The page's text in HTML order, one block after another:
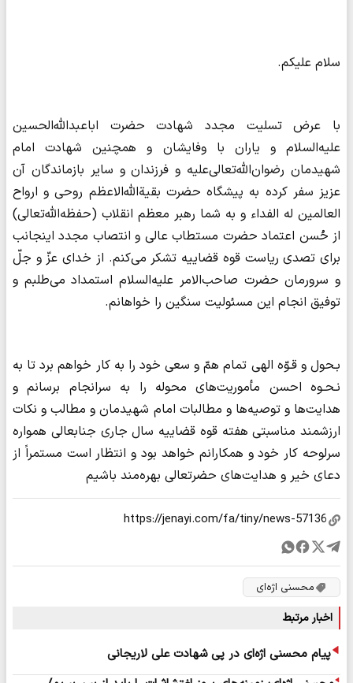
سلام علیکم.
با عرض تسلیت مجدد شهادت حضرت اباعبدالله‌الحسین
علیه‌السلام و یاران با وفایشان و همچنین شهادت امام
شهیدمان رضوان‌الله‌تعالی‌علیه و فرزندان و سایر بازماندگان آن
عزیز سفر کرده به پیشگاه حضرت بقیةالله‌الاعظم روحی و ارواح
العالمین له الفداء و به شما رهبر معظم انقلاب (حفظه‌الله‌تعالی)
از حُسن اعتماد حضرت مستطاب عالی و انتصاب مجدد اینجانب
برای تصدی ریاست قوه قضاییه تشکر می‌کنم. از خدای عزّ و جلّ
و سرورمان حضرت صاحب‌الامر علیه‌السلام استمداد می‌طلبم و
توفیق انجام این مسئولیت سنگین را خواهانم.
بـحول و قـوّه الهی تمام همّ و سعی خود را به کار خواهم برد تا به
نـحـوه احسن مأموریت‌های محوله را به سرانجام برسانم و
هدایت‌ها و توصیه‌ها و مطالبات امام شهیدمان و مطالب و نکات
ارزشمند مناسبتی هفته قوه قضاییه سال جاری جنابعالی همواره
سرلوحه کار خود و همکارانم خواهد بود و انتظار است مستمراً از
دعای خیر و هدایت‌های حضرتعالی بهره‌مند باشیم
محسنی اژه‌ای
اخبار مرتبط
پیام محسنی اژه‌ای در پی شهادت علی لاریجانی